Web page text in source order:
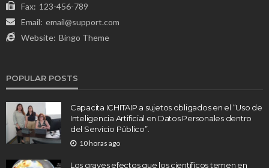
Fax: 123-456-789
Email: email@support.com
Website: Bingo Theme
POPULAR POSTS
Capacita ICHITAIP a sujetos obligados en el “Uso de
Inteligencia Artificial en Datos Personales dentro
del Servicio Público”.
10 horas ago
Los graves efectos que los científicos temen en